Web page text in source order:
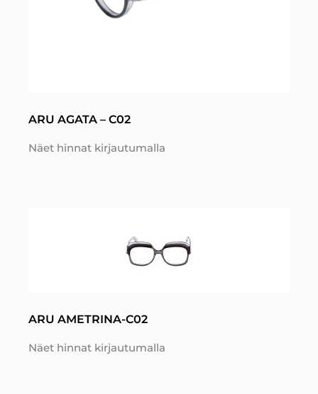
ARU AGATA – C02
Näet hinnat kirjautumalla
ARU AMETRINA-C02
Näet hinnat kirjautumalla